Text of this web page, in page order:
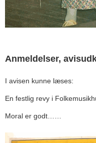
Anmeldelser,
I avisen kunne læses:
En festlig revy i
Moral er godt……